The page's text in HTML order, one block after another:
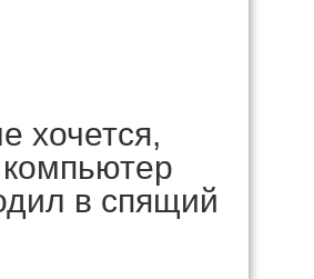
хочется,
в спящий